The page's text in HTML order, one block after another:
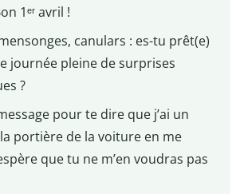
1ᵉʳ avril !
canulars : es-tu prêt(e)
journée pleine de surprises
?
pour te dire que j’ai un
portière de la voiture en me
que tu ne m’en voudras pas